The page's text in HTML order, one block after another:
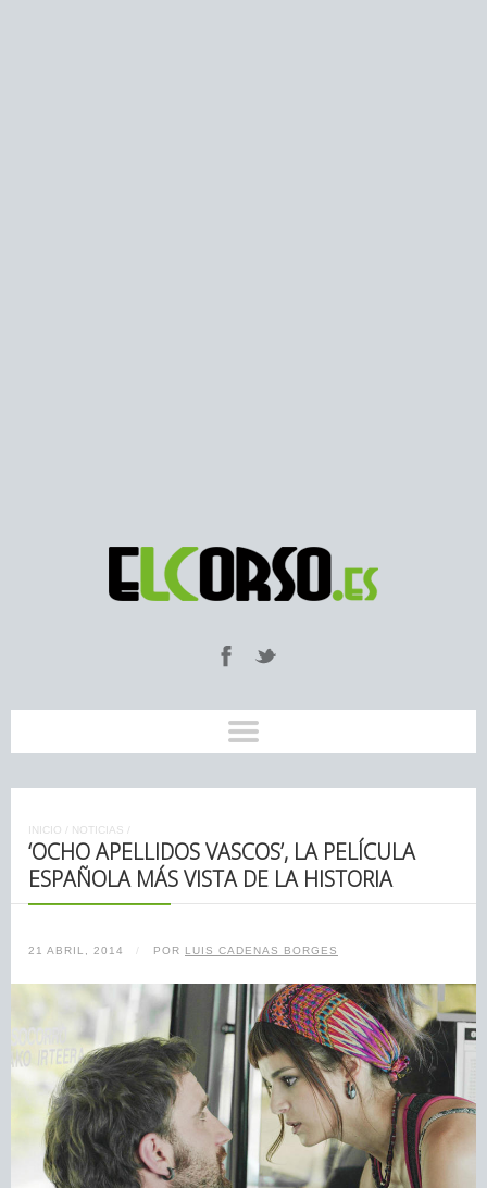
INICIO / NOTICIAS /
‘OCHO APELLIDOS VASCOS’, LA PELÍCULA
ESPAÑOLA MÁS VISTA DE LA HISTORIA
21 ABRIL, 2014 / POR LUIS CADENAS BORGES